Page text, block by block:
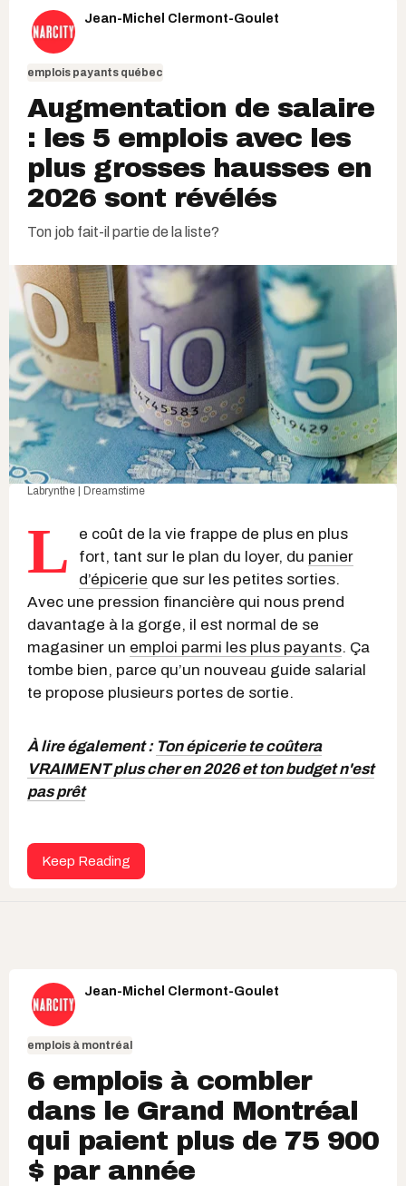
Jean-Michel Clermont-Goulet
emplois payants québec
Augmentation de salaire
: les 5 emplois avec les
plus grosses hausses en
2026 sont révélés
Ton job fait-il partie de la liste?
Labrynthe | Dreamstime
L
e coût de la vie frappe de plus en plus
fort, tant sur le plan du loyer, du panier
d’épicerie que sur les petites sorties.
Avec une pression financière qui nous prend
davantage à la gorge, il est normal de se
magasiner un emploi parmi les plus payants. Ça
tombe bien, parce qu’un nouveau guide salarial
te propose plusieurs portes de sortie.
À lire également : Ton épicerie te coûtera
VRAIMENT plus cher en 2026 et ton budget n'est
pas prêt
Keep Reading
Jean-Michel Clermont-Goulet
emplois à montréal
6 emplois à combler
dans le Grand Montréal
qui paient plus de 75 900
$ par année